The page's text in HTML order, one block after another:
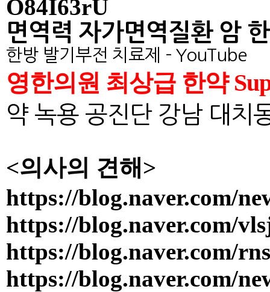
O84I63rU
면역력 자가면역질환 암
한방 발기부전 치료제 - YouTube
영한의원 최상급 한약
약 녹용 공진단 강남 대치
<의사의 견해>
https://blog.naver.com/
https://blog.naver.com/
https://blog.naver.com/
https://blog.naver.com/